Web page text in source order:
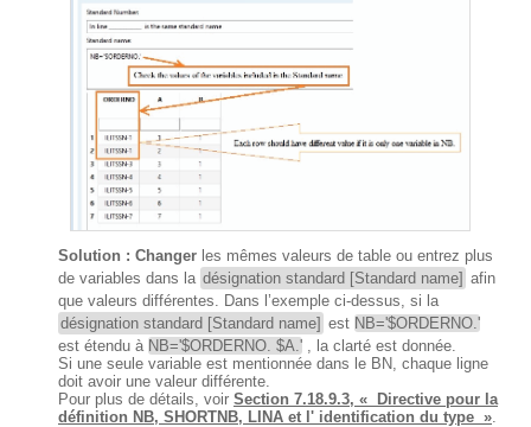
Solution : Changer les mêmes valeurs de table ou entrez plus
de variables dans la désignation standard [Standard name] afin
que valeurs différentes. Dans l’exemple ci-dessus, si la
désignation standard [Standard name] est NB='$ORDERNO.'
est étendu à NB='$ORDERNO. $A.' , la clarté est donnée.
Si une seule variable est mentionnée dans le BN, chaque ligne
doit avoir une valeur différente.
Pour plus de détails, voir Section 7.18.9.3, « Directive pour la
définition NB, SHORTNB, LINA et l' identification du type »